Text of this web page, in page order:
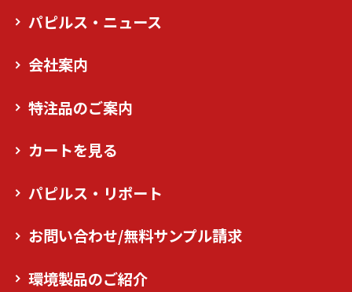
パピルス・ニュース
会社案内
特注品のご案内
カートを見る
パピルス・リポート
お問い合わせ/無料サンプル請求
環境製品のご紹介